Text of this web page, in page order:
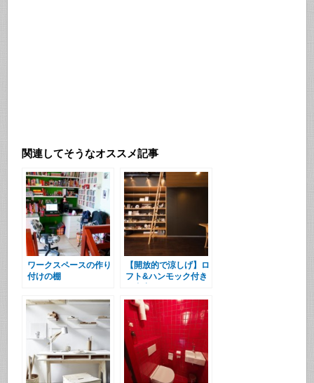
関連してそうなオススメ記事
ワークスペースの作り
付けの棚
【開放的で涼しげ】ロ
フト&ハンモック付き